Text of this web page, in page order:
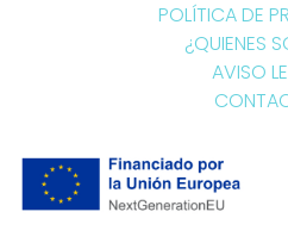
POLÍTICA DE
¿QUIENES
AVISO